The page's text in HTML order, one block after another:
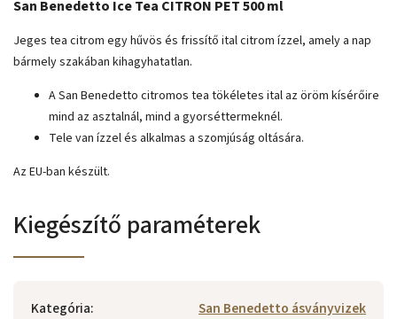
San Benedetto Ice Tea CITRON PET 500 ml
Jeges tea citrom egy hűvös és frissítő ital citrom ízzel, amely a nap
bármely szakában kihagyhatatlan.
A San Benedetto citromos tea tökéletes ital az öröm kísérőire
mind az asztalnál, mind a gyorséttermeknél.
Tele van ízzel és alkalmas a szomjúság oltására.
Az EU-ban készült.
Kiegészítő paraméterek
Kategória:
San Benedetto ásványvizek